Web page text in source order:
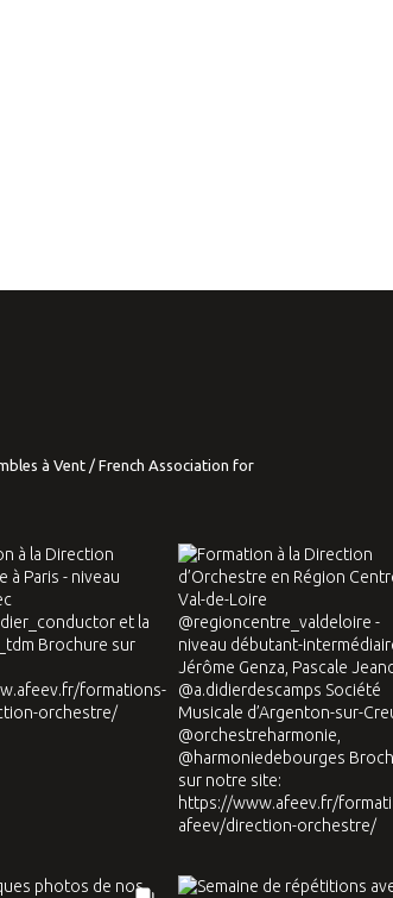
à Vent / French Association for